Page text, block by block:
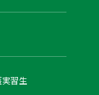
実習生